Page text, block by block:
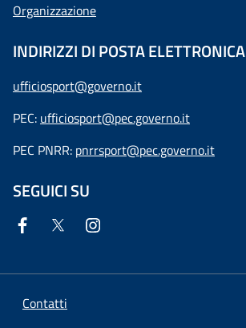
Organizzazione
INDIRIZZI DI POSTA ELETTRONICA
ufficiosport@governo.it
PEC: ufficiosport@pec.governo.it
PEC PNRR: pnrrsport@pec.governo.it
SEGUICI SU
Contatti